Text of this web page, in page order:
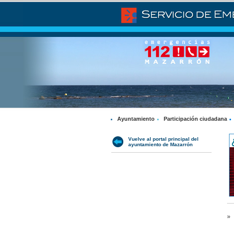
Ayuntamiento Participación ciudadana
Vuelve al portal principal del
ayuntamiento de Mazarrón
»